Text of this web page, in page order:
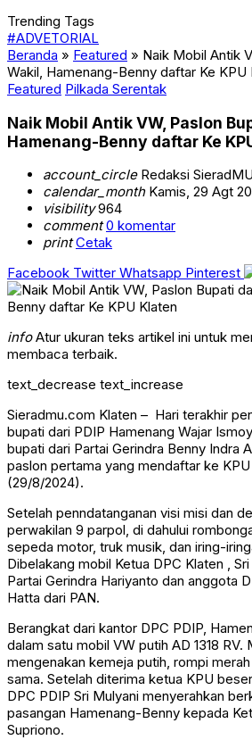
Trending Tags
#ADVETORIAL
Beranda » Featured » Naik Mobil Antik
Wakil, Hamenang-Benny daftar Ke KPU
Featured Pilkada Serentak
Naik Mobil Antik VW, Paslon
Hamenang-Benny daftar Ke
account_circleRedaksi SieradMU
calendar_monthKamis, 29 Agt
visibility964
comment 0 komentar
print Cetak
Facebook Twitter Whatsapp Pinterest
infoAtur ukuran teks artikel ini untuk
membaca terbaik.
text_decrease text_increase
Sieradmu.com Klaten – Hari terakhir
bupati dari PDIP Hamenang Wajar
bupati dari Partai Gerindra Benny Indra
paslon pertama yang mendaftar ke
(29/8/2024).
Setelah penndatanganan visi misi dan
perwakilan 9 parpol, di dahului
sepeda motor, truk musik, dan iring-
Dibelakang mobil Ketua DPC Klaten ,
Partai Gerindra Hariyanto dan anggota
Hatta dari PAN.
Berangkat dari kantor DPC PDIP,
dalam satu mobil VW putih AD 1318
mengenakan kemeja putih, rompi
sama. Setelah diterima ketua KPU
DPC PDIP Sri Mulyani menyerahkan
pasangan Hamenang-Benny kepada
Supriono.